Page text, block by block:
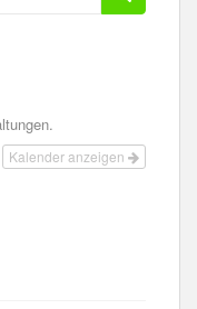
Kalender anzeigen